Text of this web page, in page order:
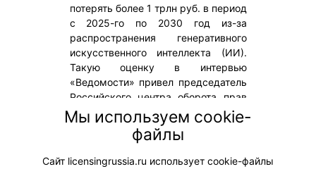
потерять более 1 трлн руб. в период
с 2025-го по 2030 год из-за
распространения генеративного
искусственного интеллекта (ИИ).
Такую оценку в интервью
«Ведомости» привел председатель
Российского центра оборота прав
на результаты творческой
деятельности (РЦИС) Андрей
Кричевский со ссылкой
на исследование НИУ ВШЭ.
Мы используем cookie-
файлы
Сайт licensingrussia.ru использует cookie-файлы